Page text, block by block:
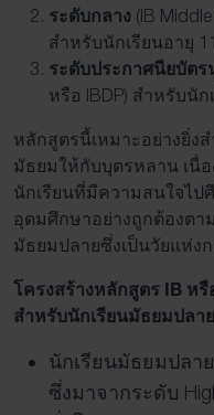
ระดับกลาง (IB
สำหรับนักเรียนอายุ
ระดับประกาศนียบัต
หรือ IBDP) สำหรับนัก
หลักสูตรนี้เหมาะอย่างยิ่ง
มัธยมให้กับบุตรหลาน เนื่
นักเรียนที่มีความสนใจไป
อุดมศึกษาอย่างถูกต้องตา
มัธยมปลายซึ่งเป็นวัยแห่ง
โครงสร้างหลักสูตร IB ห
สำหรับนักเรียนมัธยมปลาย
นักเรียนมัธยมปลา
ซึ่งมาจากระดับ